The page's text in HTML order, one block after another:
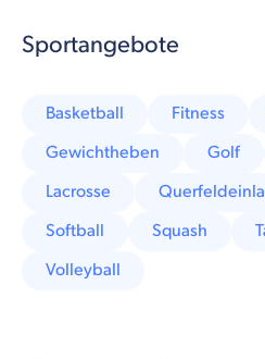
Sportangebote
Basketball Fitness
Gewichtheben
Golf
Lacrosse
Softball
Squash
Volleyball